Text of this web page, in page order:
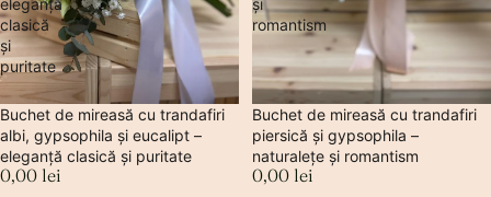
eleganță
clasică
și
puritate
Sold out
Buchet de mireasă cu trandafiri
albi, gypsophila și eucalipt –
eleganță clasică și puritate
0,00 lei
și
romantism
Sold out
Buchet de mireasă cu trandafiri
piersică și gypsophila –
naturalețe și romantism
0,00 lei